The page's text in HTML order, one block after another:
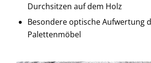
Durchsitzen auf dem Holz
Besondere optische Aufwertung
Palettenmöbel